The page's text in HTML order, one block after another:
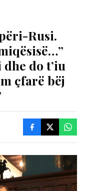
Rusi.
do t’iu
çfarë bëj